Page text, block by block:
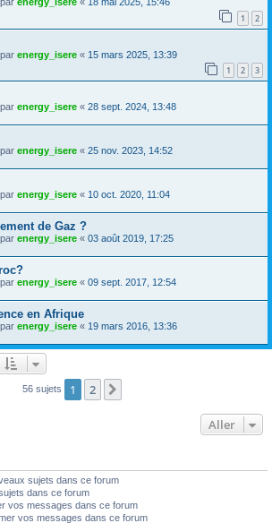
1 2
energy_isere « 15 mars 2025, 13:39
1 2 3
energy_isere « 28 sept. 2024, 13:48
energy_isere « 25 nov. 2023, 14:52
energy_isere « 10 oct. 2020, 11:04
de Gaz ?
energy_isere « 03 août 2019, 17:25
energy_isere « 09 sept. 2017, 12:54
en Afrique
energy_isere « 19 mars 2016, 13:36
56 sujets 1 2
Aller
sujets dans ce forum
dans ce forum
vos messages dans ce forum
vos messages dans ce forum